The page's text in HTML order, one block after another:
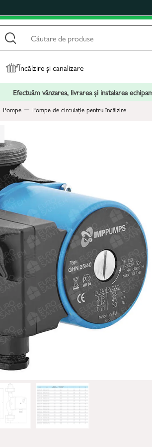
Încălzire și canalizare
Efectuăm vânzarea, livrarea și instalarea
Pompe Pompe de circulație pentru încălzire